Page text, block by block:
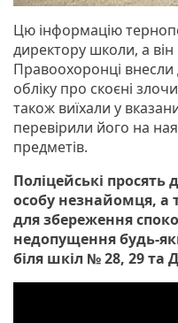
Цю інформацію
директору школи, а він
Правоохоронці
обліку про скоєні
також виїхали у
перевірили його на
предметів.
Поліцейські
особу незнайомця, а
для збереження
недопущення будь-
біля шкіл № 28, 29